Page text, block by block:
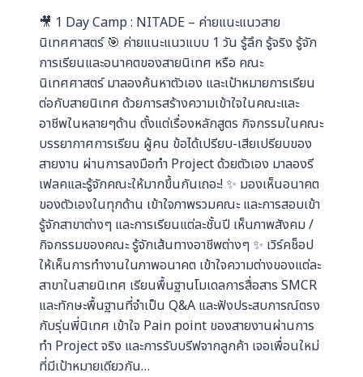
🎥 1 Day Camp : NITADE – ค่ายแนะแนวสาย
นิเทศศาสตร์ 🎯 ค่ายแนะแนวแบบ 1 วัน รู้ลึก รู้จริง รู้จัก
การเรียนและอนาคตของสายนิเทศ หรือ คณะ
นิเทศศาสตร์ มาลองค้นหาตัวเอง และเป้าหมายการเรียน
ต่อกับสายนิเทศ ด้วยการสร้างความเข้าใจในคณะและ
อาชีพในหลายๆด้าน ตั้งแต่เรื่องหลักสูตร กิจกรรมในคณะ
บรรยากาศการเรียน ผู้คน ข้อได้เปรียบ-เสียเปรียบของ
สายงาน ผ่านการลงมือทำ Project ด้วยตัวเอง มาลองรี
เฟลคและรู้จักคณะให้มากขึ้นกันเถอะ! ✨ มองเห็นอนาคต
ของตัวเองในทุกด้าน เข้าใจภาพรวมคณะ และการสอบเข้า
รู้จักสาขาต่างๆ และการเรียนแต่ละชั้นปี เห็นภาพสังคม /
กิจกรรมของคณะ รู้จักเส้นทางอาชีพต่างๆ ✨ เวิร์คช็อป
ให้เห็นการทำงานในภาพอนาคต เข้าใจความต่างของแต่ละ
สาขาในสายนิเทศ เรียนพื้นฐานโมเดลการสื่อสาร SMCR
และทักษะพื้นฐานที่จำเป็น Q&A และฟังประสบการณ์ตรง
กับรุ่นพี่นิเทศ เข้าใจ Pain point ของสายงานผ่านการ
ทำ Project จริง และการรับบรีฟจากลูกค้า เจอเพื่อนใหม่
ที่มีเป้าหมายเดียวกัน…